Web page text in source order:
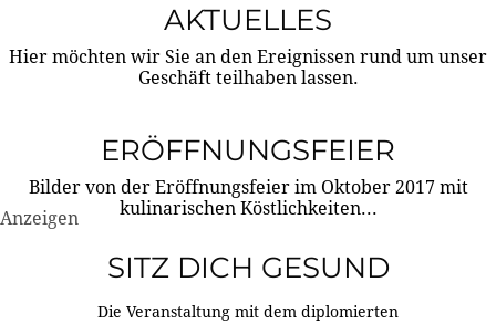
AKTUELLES
Hier möchten wir Sie an den Ereignissen rund um unser
Geschäft teilhaben lassen.
ERÖFFNUNGSFEIER
Bilder von der Eröffnungsfeier im Oktober 2017 mit
kulinarischen Köstlichkeiten...
Anzeigen
SITZ DICH GESUND
Die Veranstaltung mit dem diplomierten